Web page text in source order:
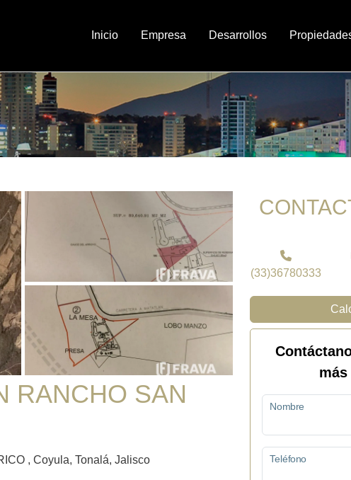
Inicio Empresa Desarrollos
RANCHO SAN
, Coyula, Tonalá, Jalisco
(33)36780333
Nombre
Teléfono